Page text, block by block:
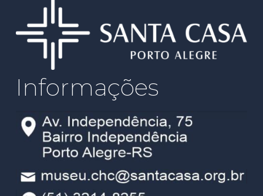
Informações